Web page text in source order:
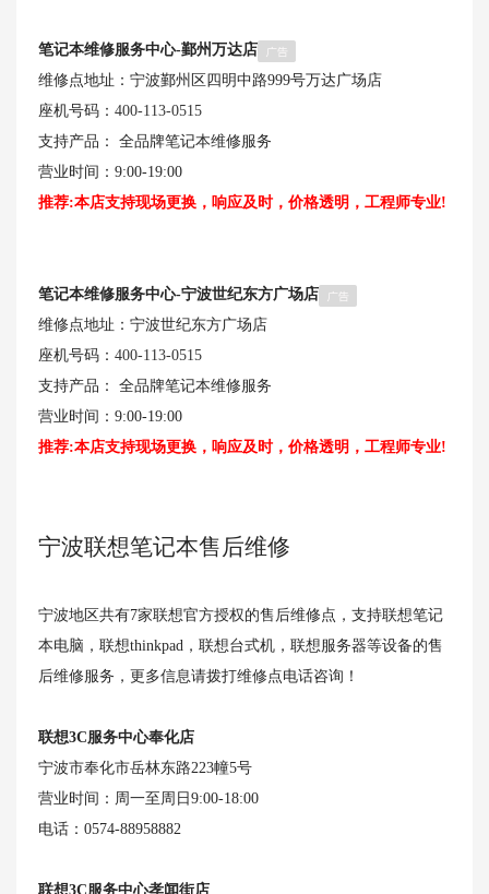
笔记本维修服务中心-鄞州万达店
维修点地址：宁波鄞州区四明中路999号万达广场店
座机号码： 400-113-0515
支持产品： 全品牌笔记本维修服务
营业时间：9:00-19:00
推荐:本店支持现场更换，响应及时，价格透明，工程师专业!
笔记本维修服务中心-宁波世纪东方广场店
维修点地址：宁波世纪东方广场店
座机号码： 400-113-0515
支持产品： 全品牌笔记本维修服务
营业时间：9:00-19:00
推荐:本店支持现场更换，响应及时，价格透明，工程师专业!
宁波联想笔记本售后维修
宁波地区共有7家联想官方授权的售后维修点，支持联想笔记
本电脑，联想thinkpad，联想台式机，联想服务器等设备的售
后维修服务，更多信息请拨打维修点电话咨询！
联想3C服务中心奉化店
宁波市奉化市岳林东路223幢5号
营业时间：周一至周日9:00-18:00
电话：0574-88958882
联想3C服务中心孝闻街店